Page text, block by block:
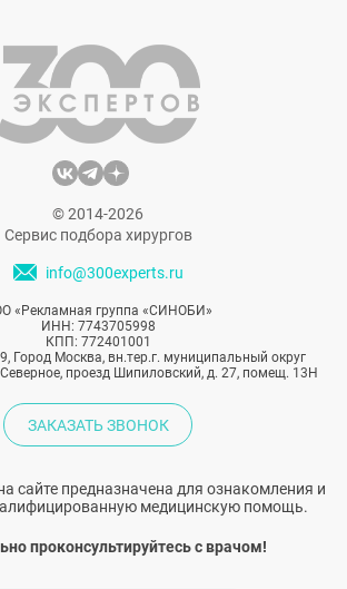
© 2014-2026
Сервис подбора хирургов
info@300experts.ru
«Рекламная группа «СИНОБИ»
ИНН: 7743705998
КПП: 772401001
Город Москва, вн.тер.г. муниципальный округ
проезд Шипиловский, д. 27, помещ. 13Н
ЗАКАЗАТЬ ЗВОНОК
сайте предназначена для ознакомления и
медицинскую помощь.
проконсультируйтесь с врачом!